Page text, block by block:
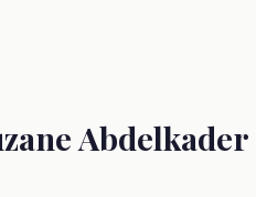
Abdelkader